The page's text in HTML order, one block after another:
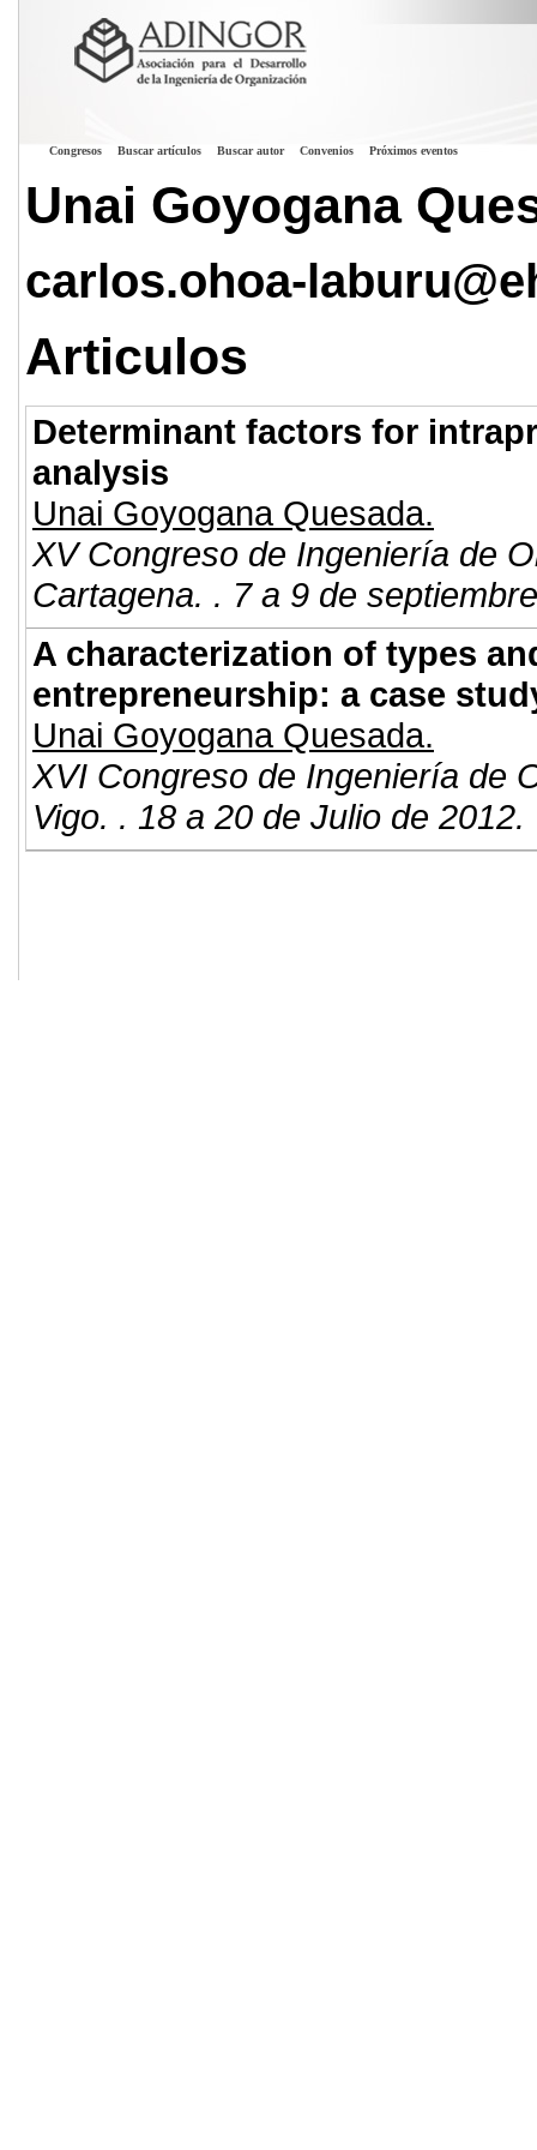
Congresos Buscar artículos Buscar autor Convenios Próximos eventos
Unai Goyogana
carlos.ohoa-
Articulos
Determinant factors for
analysis
Unai Goyogana Quesada.
XV Congreso de Ingeniería de
Cartagena. . 7 a 9 de
A characterization of types
entrepreneurship: a case
Unai Goyogana Quesada.
XVI Congreso de Ingeniería de
Vigo. . 18 a 20 de Julio de 2012.